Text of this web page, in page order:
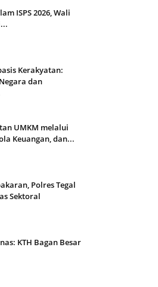
ISPS 2026, Wali
Kerakyatan:
dan
UMKM melalui
Keuangan, dan...
Polres Tegal
Sektoral
KTH Bagan Besar